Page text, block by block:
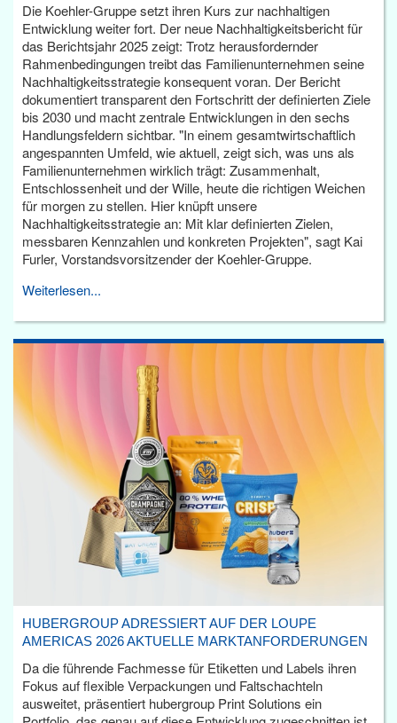
Die Koehler-Gruppe setzt ihren Kurs zur nachhaltigen
Entwicklung weiter fort. Der neue Nachhaltigkeitsbericht für
das Berichtsjahr 2025 zeigt: Trotz herausfordernder
Rahmenbedingungen treibt das Familienunternehmen seine
Nachhaltigkeitsstrategie konsequent voran. Der Bericht
dokumentiert transparent den Fortschritt der definierten Ziele
bis 2030 und macht zentrale Entwicklungen in den sechs
Handlungsfeldern sichtbar. "In einem gesamtwirtschaftlich
angespannten Umfeld, wie aktuell, zeigt sich, was uns als
Familienunternehmen wirklich trägt: Zusammenhalt,
Entschlossenheit und der Wille, heute die richtigen Weichen
für morgen zu stellen. Hier knüpft unsere
Nachhaltigkeitsstrategie an: Mit klar definierten Zielen,
messbaren Kennzahlen und konkreten Projekten", sagt Kai
Furler, Vorstandsvorsitzender der Koehler-Gruppe.
Weiterlesen...
HUBERGROUP ADRESSIERT AUF DER LOUPE
AMERICAS 2026 AKTUELLE MARKTANFORDERUNGEN
Da die führende Fachmesse für Etiketten und Labels ihren
Fokus auf flexible Verpackungen und Faltschachteln
ausweitet, präsentiert hubergroup Print Solutions ein